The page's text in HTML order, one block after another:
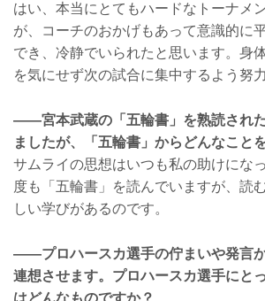
はい、本当にとてもハードなトーナメ
が、コーチのおかげもあって意識的に
でき、冷静でいられたと思います。身
を気にせず次の試合に集中するよう努
――宮本武蔵の「五輪書」を熟読され
ましたが、「五輪書」からどんなこと
サムライの思想はいつも私の助けにな
度も「五輪書」を読んでいますが、読
しい学びがあるのです。
――プロハースカ選手の佇まいや発言
連想させます。プロハースカ選手にと
はどんなものですか？